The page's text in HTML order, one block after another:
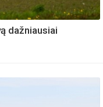
dažniausiai